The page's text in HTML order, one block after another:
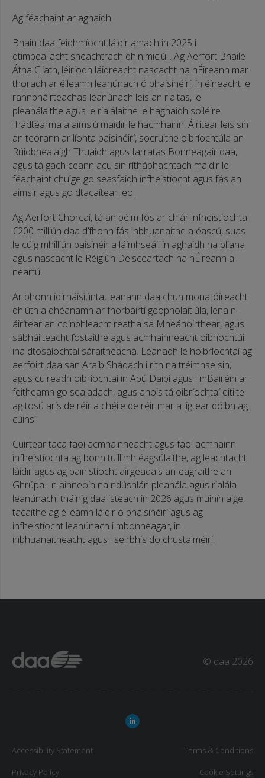
Ag féachaint ar aghaidh
Bhain daa feidhmíocht láidir amach in 2025 i
dtimpeallacht sheachtrach dhinimiciúil. Ag Aerfort Bhaile
Átha Cliath, léiríodh láidreacht nascacht na hÉireann mar
thoradh ar éileamh leanúnach ó phaisinéirí, in éineacht le
rannpháirteachas leanúnach leis an rialtas, le
pleanálaithe agus le rialálaithe le haghaidh soiléire
fhadtéarma a aimsiú maidir le hacmhainn. Áirítear leis sin
an teorann ar líonta paisinéirí, socruithe oibríochtúla an
Rúidbhealaigh Thuaidh agus Iarratas Bonneagair daa,
agus tá gach ceann acu sin ríthábhachtach maidir le
féachaint chuige go seasfaidh infheistíocht agus fás an
aimsir agus go dtacaítear leo.
Ag Aerfort Chorcaí, tá an béim fós ar chlár infheistíochta
€200 milliún daa d’fhonn fás inbhuanaithe a éascú, suas
le cúig mhilliún paisinéir a láimhseáil in aghaidh na bliana
agus nascacht le Réigiún Deisceartach na hÉireann a
neartú.
Ar bhonn idirnáisiúnta, leanann daa chun monatóireacht
dhlúth a dhéanamh ar fhorbairtí geopholaitiúla, lena n-
áirítear an coinbhleacht reatha sa Mheánoirthear, agus
sábháilteacht fostaithe agus acmhainneacht oibríochtúil
ina dtosaíochtaí sáraitheacha. Leanadh le hoibríochtaí ag
aerfoirt daa san Araib Shádach i rith na tréimhse sin,
agus cuireadh oibríochtaí in Abú Daibí agus i mBairéin ar
feitheamh go sealadach, agus anois tá oibríochtaí eitilte
ag tosú arís de réir a chéile de réir mar a ligtear dóibh ag
cúinsí.
Cuirtear taca faoi acmhainneacht agus faoi acmhainn
infheistíochta ag bonn tuillimh éagsúlaithe, ag leachtacht
láidir agus ag bainistíocht airgeadais an-eagraithe an
Ghrúpa. In ainneoin na ndúshlán pleanála agus rialála
leanúnach, tháinig daa isteach in 2026 agus muinín aige,
tacaithe ag éileamh láidir ó phaisinéirí agus ag
infheistíocht leanúnach i mbonneagar, in
inbhuanaitheacht agus i seirbhís do chustaiméirí.
© daa 2026
Accessibility Statement Terms & Conditions
Privacy Policy Cookie Settings